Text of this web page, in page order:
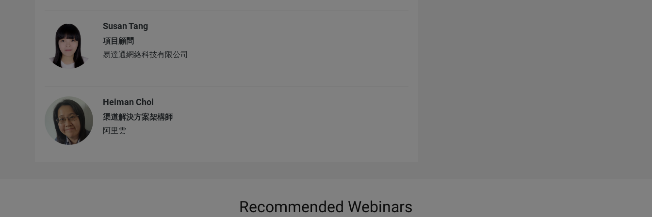
Susan Tang
項目顧問
易達通網絡科技有限公司
Heiman Choi
渠道解決方案架構師
阿里雲
Recommended Webinars